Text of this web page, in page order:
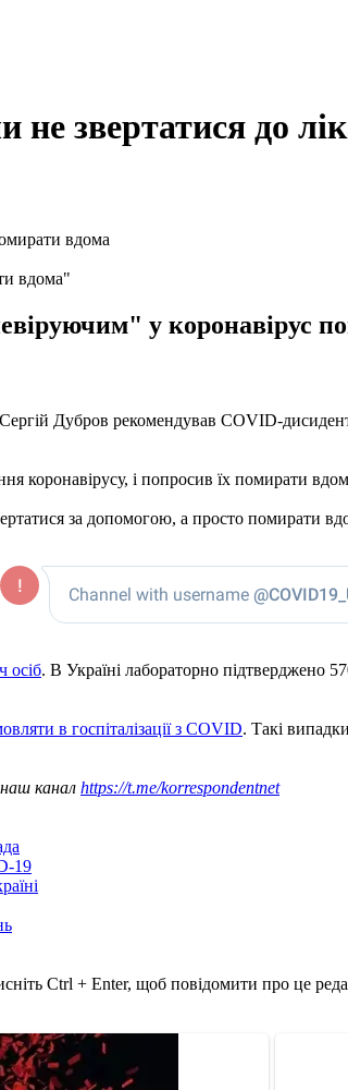
не звертатися до
вдома"
у коронавірус
Дубров рекомендував COVID-
коронавірусу, і попросив їх помирати
за допомогою, а просто помирати
осіб. В Україні лабораторно підтверджено
в госпіталізації з COVID. Такі
канал https://t.me/korrespondentnet
19
Ctrl + Enter, щоб повідомити про це